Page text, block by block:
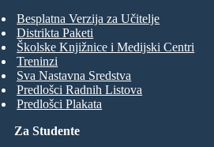
Za Studente
Besplatna Verzija za Učitelje
Distrikta Paketi
Školske Knjižnice i Medijski Centri
Treninzi
Sva Nastavna Sredstva
Predlošci Radnih Listova
Predlošci Plakata